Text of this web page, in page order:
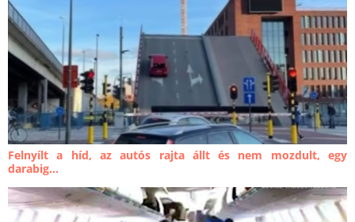
Felnyílt a híd, az autós rajta állt és nem mozdult, egy
darabig…